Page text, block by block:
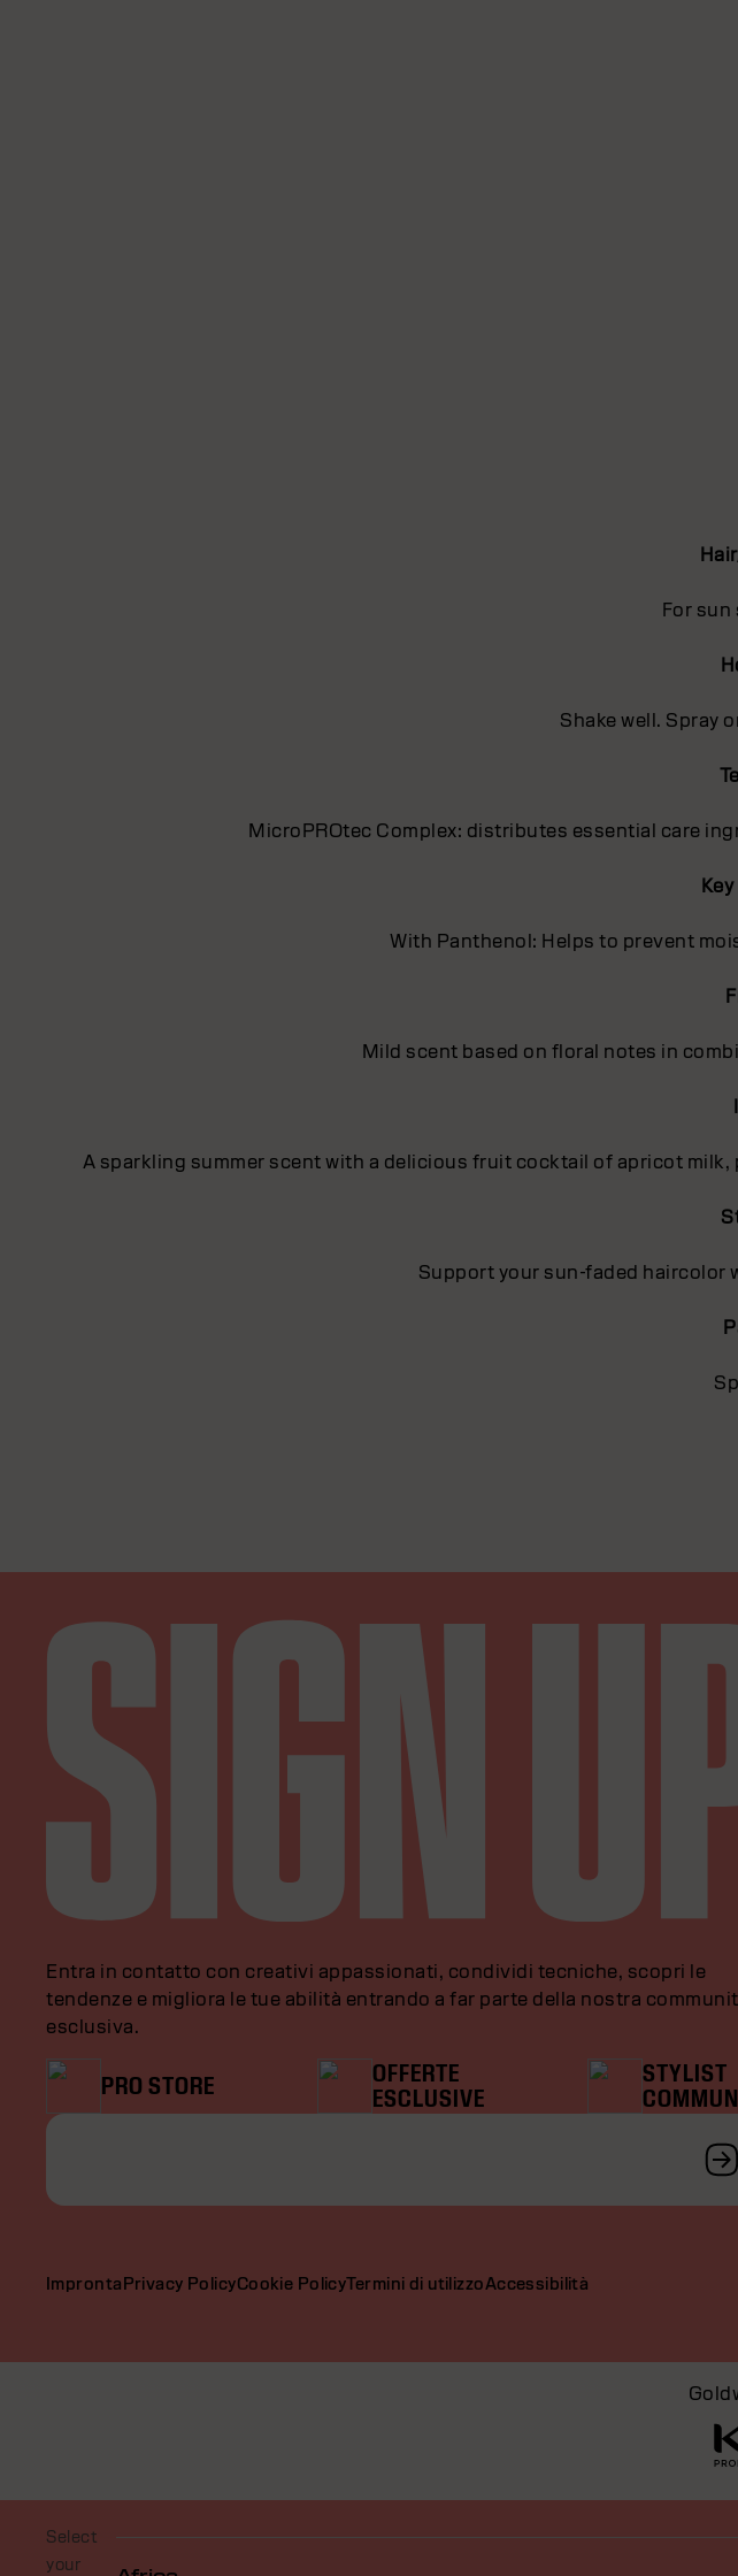
For sun
Shake well. Spray
MicroPROtec Complex: distributes essential care
With Panthenol: Helps to prevent
Mild scent based on floral notes in
A sparkling summer scent with a delicious fruit cocktail of apricot
Support your sun-faded haircolor
Entra in contatto con creativi appassionati, condividi tecniche, scopri le
tendenze e migliora le tue abilità entrando a far parte della nostra
esclusiva.
PRO STORE
OFFERTE
ESCLUSIVE
STYLIST
ImprontaPrivacy PolicyCookie PolicyTermini di utilizzoAccessibilità
Select
your